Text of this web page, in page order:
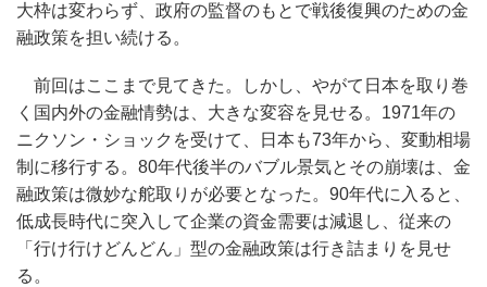
大枠は変わらず、政府の監督のもとで戦後復興のための金
融政策を担い続ける。
前回はここまで見てきた。しかし、やがて日本を取り巻
く国内外の金融情勢は、大きな変容を見せる。1971年の
ニクソン・ショックを受けて、日本も73年から、変動相場
制に移行する。80年代後半のバブル景気とその崩壊は、金
融政策は微妙な舵取りが必要となった。90年代に入ると、
低成長時代に突入して企業の資金需要は減退し、従来の
「行け行けどんどん」型の金融政策は行き詰まりを見せ
る。